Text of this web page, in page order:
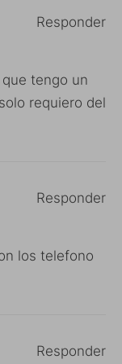
tengo un
requiero del
Responder
los telefono
Responder
Responder